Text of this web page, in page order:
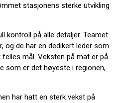
stasjonens sterke utvikling
kontroll på alle detaljer. Teamet
og de har en dedikert leder som
mål. Veksten på mat er på
som er det høyeste i regionen,
har hatt en sterk vekst på